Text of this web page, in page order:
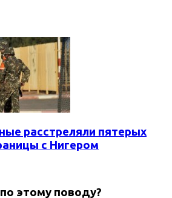
расстреляли пятерых
с Нигером
этому поводу?